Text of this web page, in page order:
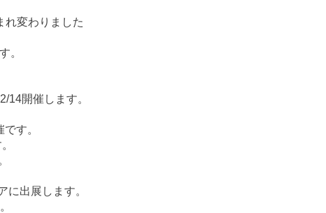
れ変わりました
。
14開催します。
す。
出展します。